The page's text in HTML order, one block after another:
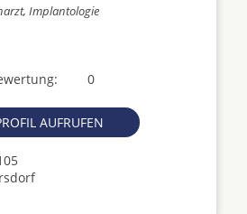
Implantologie
0
AUFRUFEN